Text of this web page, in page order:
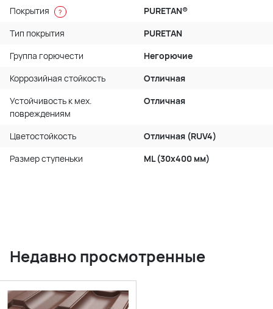
Покрытия ?
PURETAN®
Тип покрытия
PURETAN
Группа горючести
Негорючие
Коррозийная стойкость
Отличная
Устойчивость к мех.
повреждениям
Отличная
Цветостойкость
Отличная (RUV4)
Размер ступеньки
ML (30x400 мм)
Недавно просмотренные